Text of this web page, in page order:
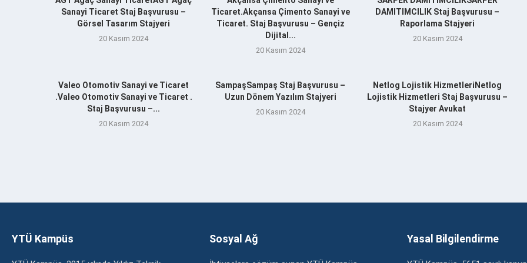
Sanayi Ticaret Staj Başvurusu –
Görsel Tasarım Stajyeri
20 Kasım 2024
Ticaret.Akçansa Çimento Sanayi ve
Ticaret. Staj Başvurusu – Gençiz
Dijital...
20 Kasım 2024
DAMITIMCILIK Staj Başvurusu –
Raporlama Stajyeri
20 Kasım 2024
Valeo Otomotiv Sanayi ve Ticaret
.Valeo Otomotiv Sanayi ve Ticaret .
Staj Başvurusu –...
20 Kasım 2024
SampaşSampaş Staj Başvurusu –
Uzun Dönem Yazılım Stajyeri
20 Kasım 2024
Netlog Lojistik HizmetleriNetlog
Lojistik Hizmetleri Staj Başvurusu –
Stajyer Avukat
20 Kasım 2024
YTÜ Kampüs Sosyal Ağ Yasal Bilgilendirme